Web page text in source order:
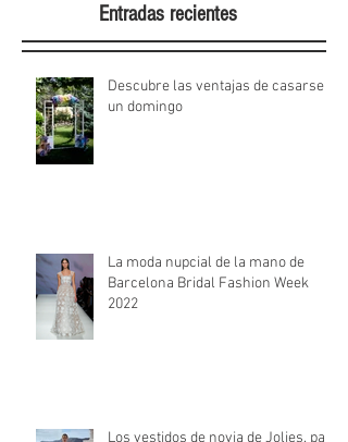
Entradas recientes
Descubre las ventajas de casarse
un domingo
La moda nupcial de la mano de
Barcelona Bridal Fashion Week
2022
Los vestidos de novia de Jolies, para